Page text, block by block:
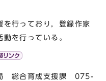
行っており，登録作家
を行っている。
総合育成支援課 075-